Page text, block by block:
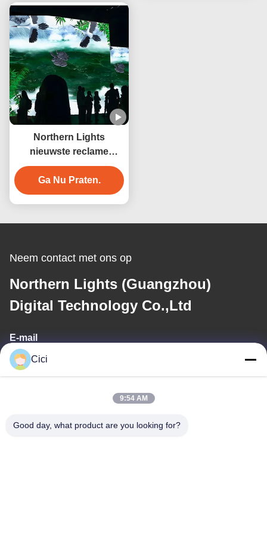
Northern Lights
nieuwste reclame
interactieve muur 3d
hologram projectie
Ga Nu Praten.
Neem contact met ons op
Northern Lights (Guangzhou)
Digital Technology Co.,Ltd
E-mail
sales03@bjgprojection.com
Adres
Cici
9:54 AM
Good day, what product are you looking for?